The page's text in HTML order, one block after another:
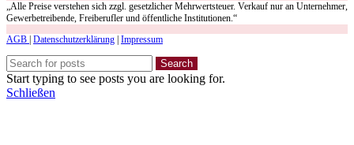
„Alle Preise verstehen sich zzgl. gesetzlicher Mehrwertsteuer. Verkauf nur an Unternehmer,
Gewerbetreibende, Freiberufler und öffentliche Institutionen.“
AGB Datenschutzerklärung Impressum
Search
Start typing to see posts you are looking for.
Schließen